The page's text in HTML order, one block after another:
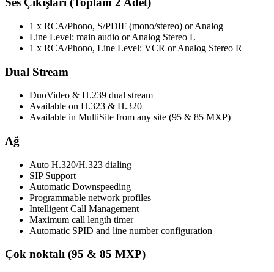
1 x RCA/Phono, S/PDIF (mono/stereo) or Analog
Line Level: main audio or Analog Stereo L
1 x RCA/Phono, Line Level: VCR or Analog Stereo R
Dual Stream
DuoVideo & H.239 dual stream
Available on H.323 & H.320
Available in MultiSite from any site (95 & 85 MXP)
Ağ
Auto H.320/H.323 dialing
SIP Support
Automatic Downspeeding
Programmable network profiles
Intelligent Call Management
Maximum call length timer
Automatic SPID and line number configuration
Çok noktalı (95 & 85 MXP)